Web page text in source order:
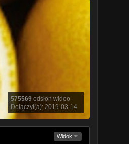
575569 odsłon wideo
Dołączył(a): 2019-03-14
Widok